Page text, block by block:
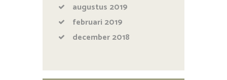
augustus 2019
februari 2019
december2018